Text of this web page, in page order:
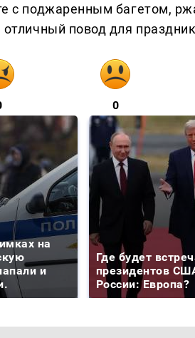
с поджаренным багетом,
повод для
0
на
и
Где будет
президентов
России: Европа?